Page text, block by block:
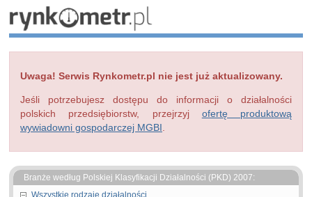
Uwaga! Serwis Rynkometr.pl nie jest już aktualizowany.
Jeśli potrzebujesz dostępu do informacji o działalności
polskich przedsiębiorstw, przejrzyj ofertę produktową
wywiadowni gospodarczej MGBI
Branże według Polskiej Klasyfikacji Działalności (PKD) 2007:
Wszystkie rodzaje działalności